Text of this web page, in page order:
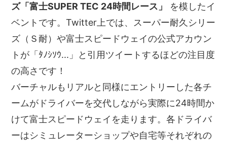
ズ「富士SUPER TEC 24時間レース」
を模したイ
ベントです。Twitter上では、スーパー耐久シリー
ズ（Ｓ耐）や富士スピードウェイの公式アカウン
トが「ﾀﾉｼｿｳ...」と引用ツイートするほどの注目度
の高さです！
バーチャルもリアルと同様にエントリーした各チ
ームがドライバーを交代しながら実際に24時間か
けて富士スピードウェイを走ります。各ドライバ
ーはシミュレーターショップや自宅等それぞれの